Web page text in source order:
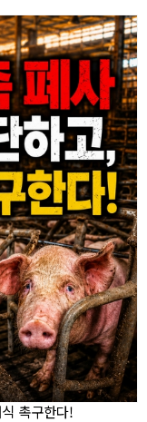
촉구한다!